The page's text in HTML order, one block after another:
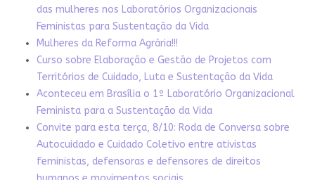
das mulheres nos Laboratórios Organizacionais
Feministas para Sustentação da Vida
Mulheres da Reforma Agrária!!!
Curso sobre Elaboração e Gestão de Projetos com
Territórios de Cuidado, Luta e Sustentação da Vida
Aconteceu em Brasília o 1º Laboratório Organizacional
Feminista para a Sustentação da Vida
Convite para esta terça, 8/10: Roda de Conversa sobre
Autocuidado e Cuidado Coletivo entre ativistas
feministas, defensoras e defensores de direitos